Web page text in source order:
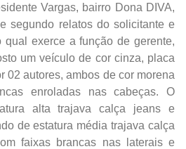
Vargas, bairro Dona DIVA,
segundo relatos do solicitante e
exerce a função de gerente,
um veículo de cor cinza, placa
02 autores, ambos de cor morena
enroladas nas cabeças. O
alta trajava calça jeans e
de estatura média trajava calça
faixas brancas nas laterais e